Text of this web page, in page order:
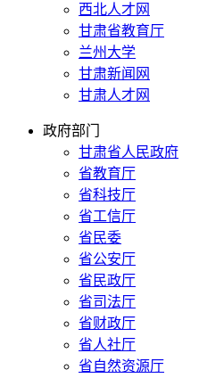
西北人才网
甘肃省教育厅
兰州大学
甘肃新闻网
甘肃人才网
政府部门
甘肃省人民政府
省教育厅
省科技厅
省工信厅
省民委
省公安厅
省民政厅
省司法厅
省财政厅
省人社厅
省自然资源厅